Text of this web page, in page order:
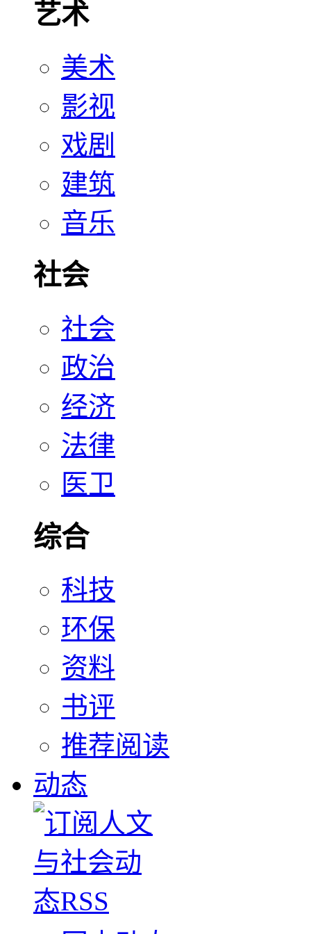
艺术
美术
影视
戏剧
建筑
音乐
社会
社会
政治
经济
法律
医卫
综合
科技
环保
资料
书评
推荐阅读
动态